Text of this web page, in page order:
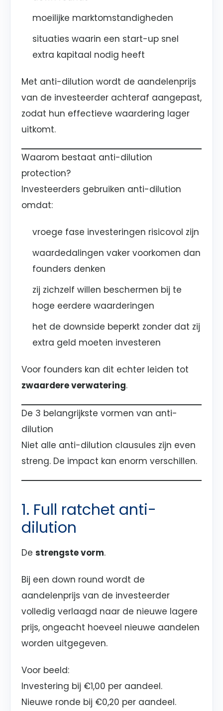
moeilijke marktomstandigheden
situaties waarin een start-up snel
extra kapitaal nodig heeft
Met anti-dilution wordt de aandelenprijs
van de investeerder achteraf aangepast,
zodat hun effectieve waardering lager
uitkomt.
Waarom bestaat anti-dilution
protection?
Investeerders gebruiken anti-dilution
omdat:
vroege fase investeringen risicovol zijn
waardedalingen vaker voorkomen dan
founders denken
zij zichzelf willen beschermen bij te
hoge eerdere waarderingen
het de downside beperkt zonder dat zij
extra geld moeten investeren
Voor founders kan dit echter leiden tot
zwaardere verwatering.
De 3 belangrijkste vormen van anti-
dilution
Niet alle anti-dilution clausules zijn even
streng. De impact kan enorm verschillen.
1. Full ratchet anti-
dilution
De strengste vorm.
Bij een down round wordt de
aandelenprijs van de investeerder
volledig verlaagd naar de nieuwe lagere
prijs, ongeacht hoeveel nieuwe aandelen
worden uitgegeven.
Voor beeld:
Investering bij €1,00 per aandeel.
Nieuwe ronde bij €0,20 per aandeel.